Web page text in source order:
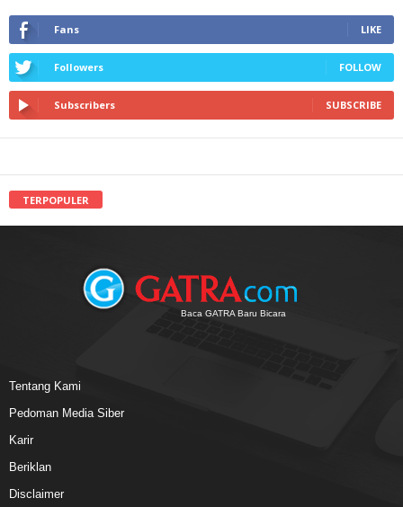
Fans LIKE
Followers FOLLOW
Subscribers SUBSCRIBE
TERPOPULER
Baca GATRA Baru Bicara
Tentang Kami
Pedoman Media Siber
Karir
Beriklan
Disclaimer